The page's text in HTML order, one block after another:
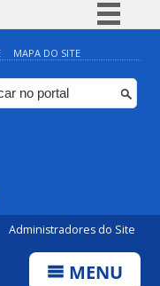
Simplifique!
Comunica BR
Participe
MAPA DO SITE
Administradores do Site
MENU